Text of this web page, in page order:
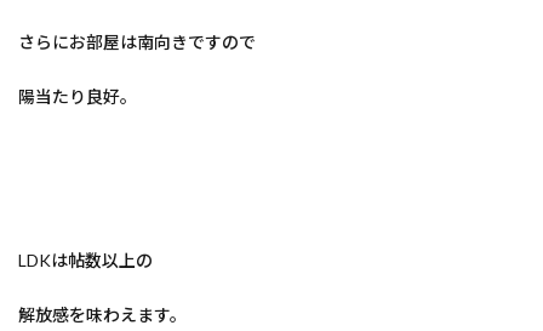
さらにお部屋は南向きですので
陽当たり良好。
LDKは帖数以上の
解放感を味わえます。